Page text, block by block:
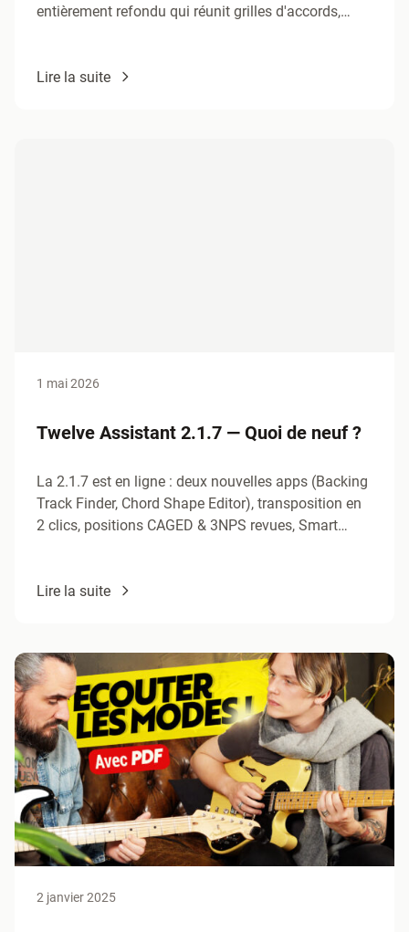
entièrement refondu qui réunit grilles d'accords,
Lire la suite
1 mai 2026
Twelve Assistant 2.1.7 — Quoi de neuf ?
La 2.1.7 est en ligne : deux nouvelles apps (Backing
Track Finder, Chord Shape Editor), transposition en
2 clics, positions CAGED & 3NPS revues, Smart…
Lire la suite
2 janvier 2025